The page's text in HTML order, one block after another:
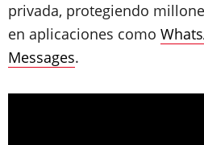
privada, protegiendo
en aplicaciones como
Messages.